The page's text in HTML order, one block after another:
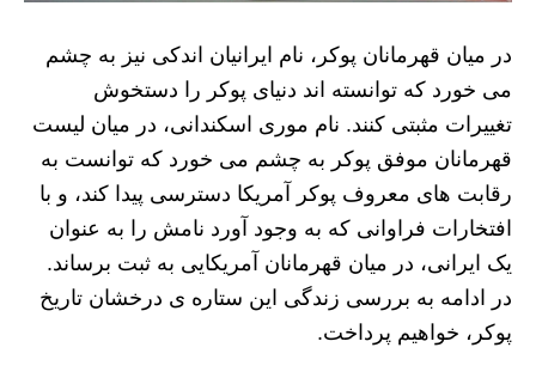
در میان قهرمانان پوکر، نام ایرانیان اندکی نیز به چشم
می خورد که توانسته اند دنیای پوکر را دستخوش
تغییرات مثبتی کنند. نام موری اسکندانی، در میان لیست
قهرمانان موفق پوکر به چشم می خورد که توانست به
رقابت های معروف پوکر آمریکا دسترسی پیدا کند، و با
افتخارات فراوانی که به وجود آورد نامش را به عنوان
یک ایرانی، در میان قهرمانان آمریکایی به ثبت برساند.
در ادامه به بررسی زندگی این ستاره ی درخشان تاریخ
پوکر، خواهیم پرداخت.